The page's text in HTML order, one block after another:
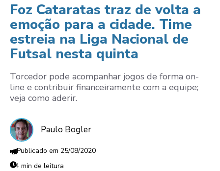
Foz Cataratas traz de volta a
emoção para a cidade. Time
estreia na Liga Nacional de
Futsal nesta quinta
Torcedor pode acompanhar jogos de forma on-
line e contribuir financeiramente com a equipe;
veja como aderir.
Paulo Bogler
25/08/2020
4 min de leitura